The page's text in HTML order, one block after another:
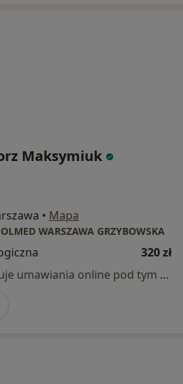
Maksymiuk
• Mapa
WARSZAWA GRZYBOWSKA
320 zł
Specjalista nie oferuje umawiania online pod tym adresem.